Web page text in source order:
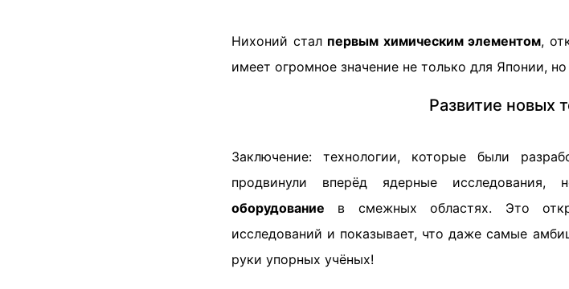
Нихоний стал первым химическим элементом,
имеет огромное значение не только для Японии,
Развитие новых
Заключение: технологии, которые были
продвинули вперёд ядерные
оборудование в смежных областях. Это
исследований и показывает, что даже самые
руки упорных учёных!